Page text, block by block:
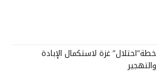
خطة“احتلال” غزة لاستكمال الإبادة
والتهجير